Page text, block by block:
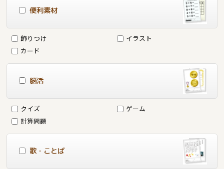
便利素材
飾りつけ
イラスト
カード
脳活
クイズ
ゲーム
計算問題
歌・ことば